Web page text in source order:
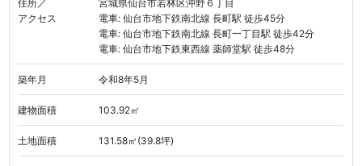
住所／
アクセス
宮城県仙台市若林区沖野６丁目
電車: 仙台市地下鉄南北線 長町駅 徒歩45分
電車: 仙台市地下鉄南北線 長町一丁目駅 徒歩42分
電車: 仙台市地下鉄東西線 薬師堂駅 徒歩48分
築年月 令和8年5月
建物面積 103.92㎡
土地面積 131.58㎡(39.8坪)